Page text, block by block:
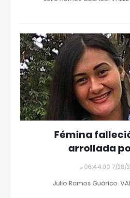
Fémina
arrollada
06:44:00 م
Julio Ramos Guárico.